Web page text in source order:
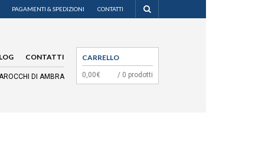
PAGAMENTI & SPEDIZIONI CONTATTI
CONTATTI
DI AMBRA
CARRELLO
0,00€ / 0 prodotti